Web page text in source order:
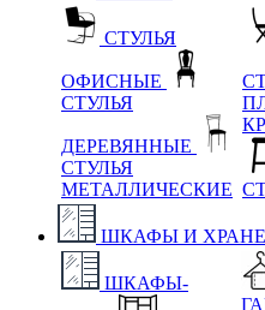
СТУЛЬЯ
ОФИСНЫЕ
СТУЛЬЯ
ДЕРЕВЯННЫЕ
СТУЛЬЯ
МЕТАЛЛИЧЕСКИЕ
ШКАФЫ И
ШКАФЫ-